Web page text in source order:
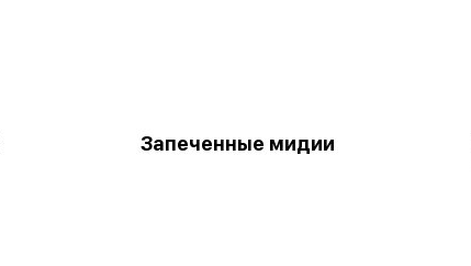
Запеченные мидии